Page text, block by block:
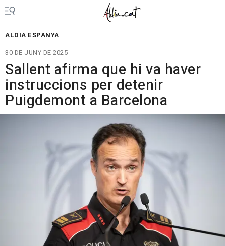
ALDIA ESPANYA
30 DE JUNY DE 2025
Sallent afirma que hi va haver
instruccions per detenir
Puigdemont a Barcelona